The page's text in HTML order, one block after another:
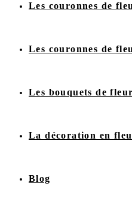
Les couronnes de
Les couronnes de
Les bouquets de
La décoration en
Blog